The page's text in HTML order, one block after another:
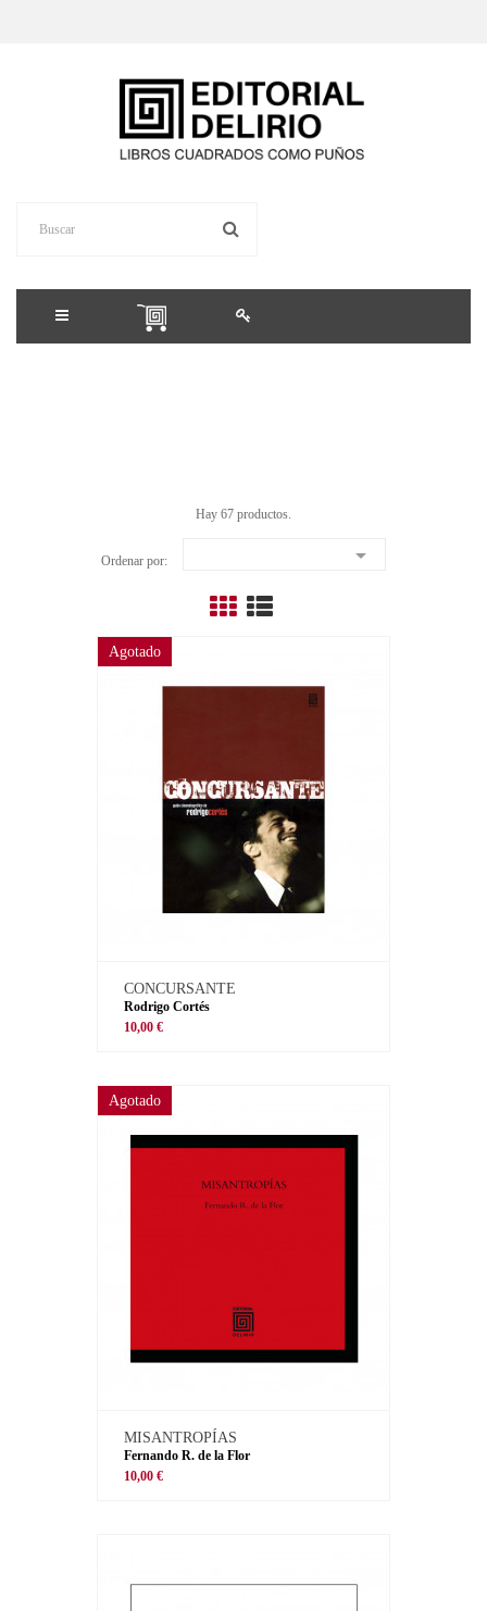
Hay 67 productos.
Ordenar por: 
Agotado
CONCURSANTE
Rodrigo Cortés
10,00 €
Agotado
MISANTROPÍAS
Fernando R. de la Flor
10,00 €